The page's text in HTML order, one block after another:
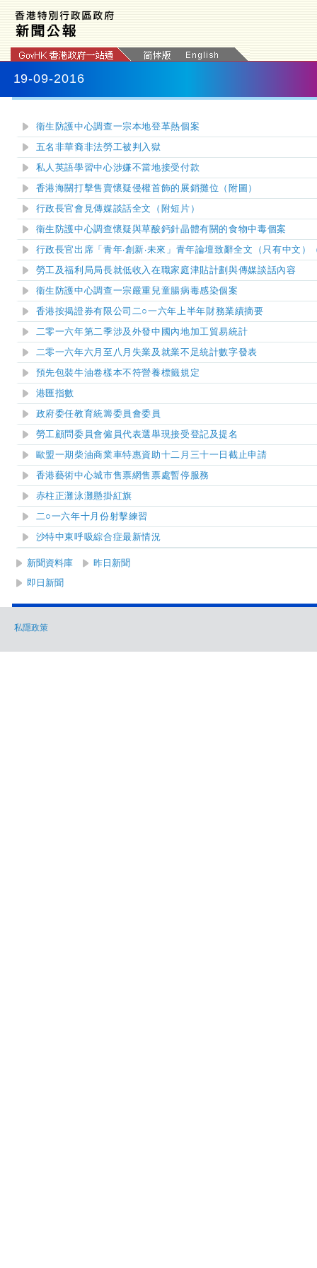
19-09-2016
衞生防護中心調查一宗本地登革熱個案
五名非華裔非法勞工被判入獄
私人英語學習中心涉嫌不當地接受付款
香港海關打擊售賣懷疑侵權首飾的展銷攤位（附圖）
行政長官會見傳媒談話全文（附短片）
衞生防護中心調查懷疑與草酸鈣針晶體有關的食物中毒個案
行政長官出席「青年‧創新‧未來」青年論壇致辭全文（只有中文）
勞工及福利局局長就低收入在職家庭津貼計劃與傳媒談話內容
衞生防護中心調查一宗嚴重兒童腸病毒感染個案
香港按揭證券有限公司 二○一六年上半年財務業績摘要
二零一六年第二季涉及外發中國內地加工貿易統計
二零一六年六月至八月失業及就業不足統計數字發表
預先包裝牛油卷樣本不符營養標籤規定
港匯指數
政府委任教育統籌委員會委員
勞工顧問委員會僱員代表選舉現接受登記及提名
歐盟一期柴油商業車特惠資助十二月三十一日截止申請
香港藝術中心城市售票網售票處暫停服務
赤柱正灘泳灘懸掛紅旗
二○一六年十月份射擊練習
沙特中東呼吸綜合症最新情況
新聞資料庫
昨日新聞
即日新聞
私隱政策